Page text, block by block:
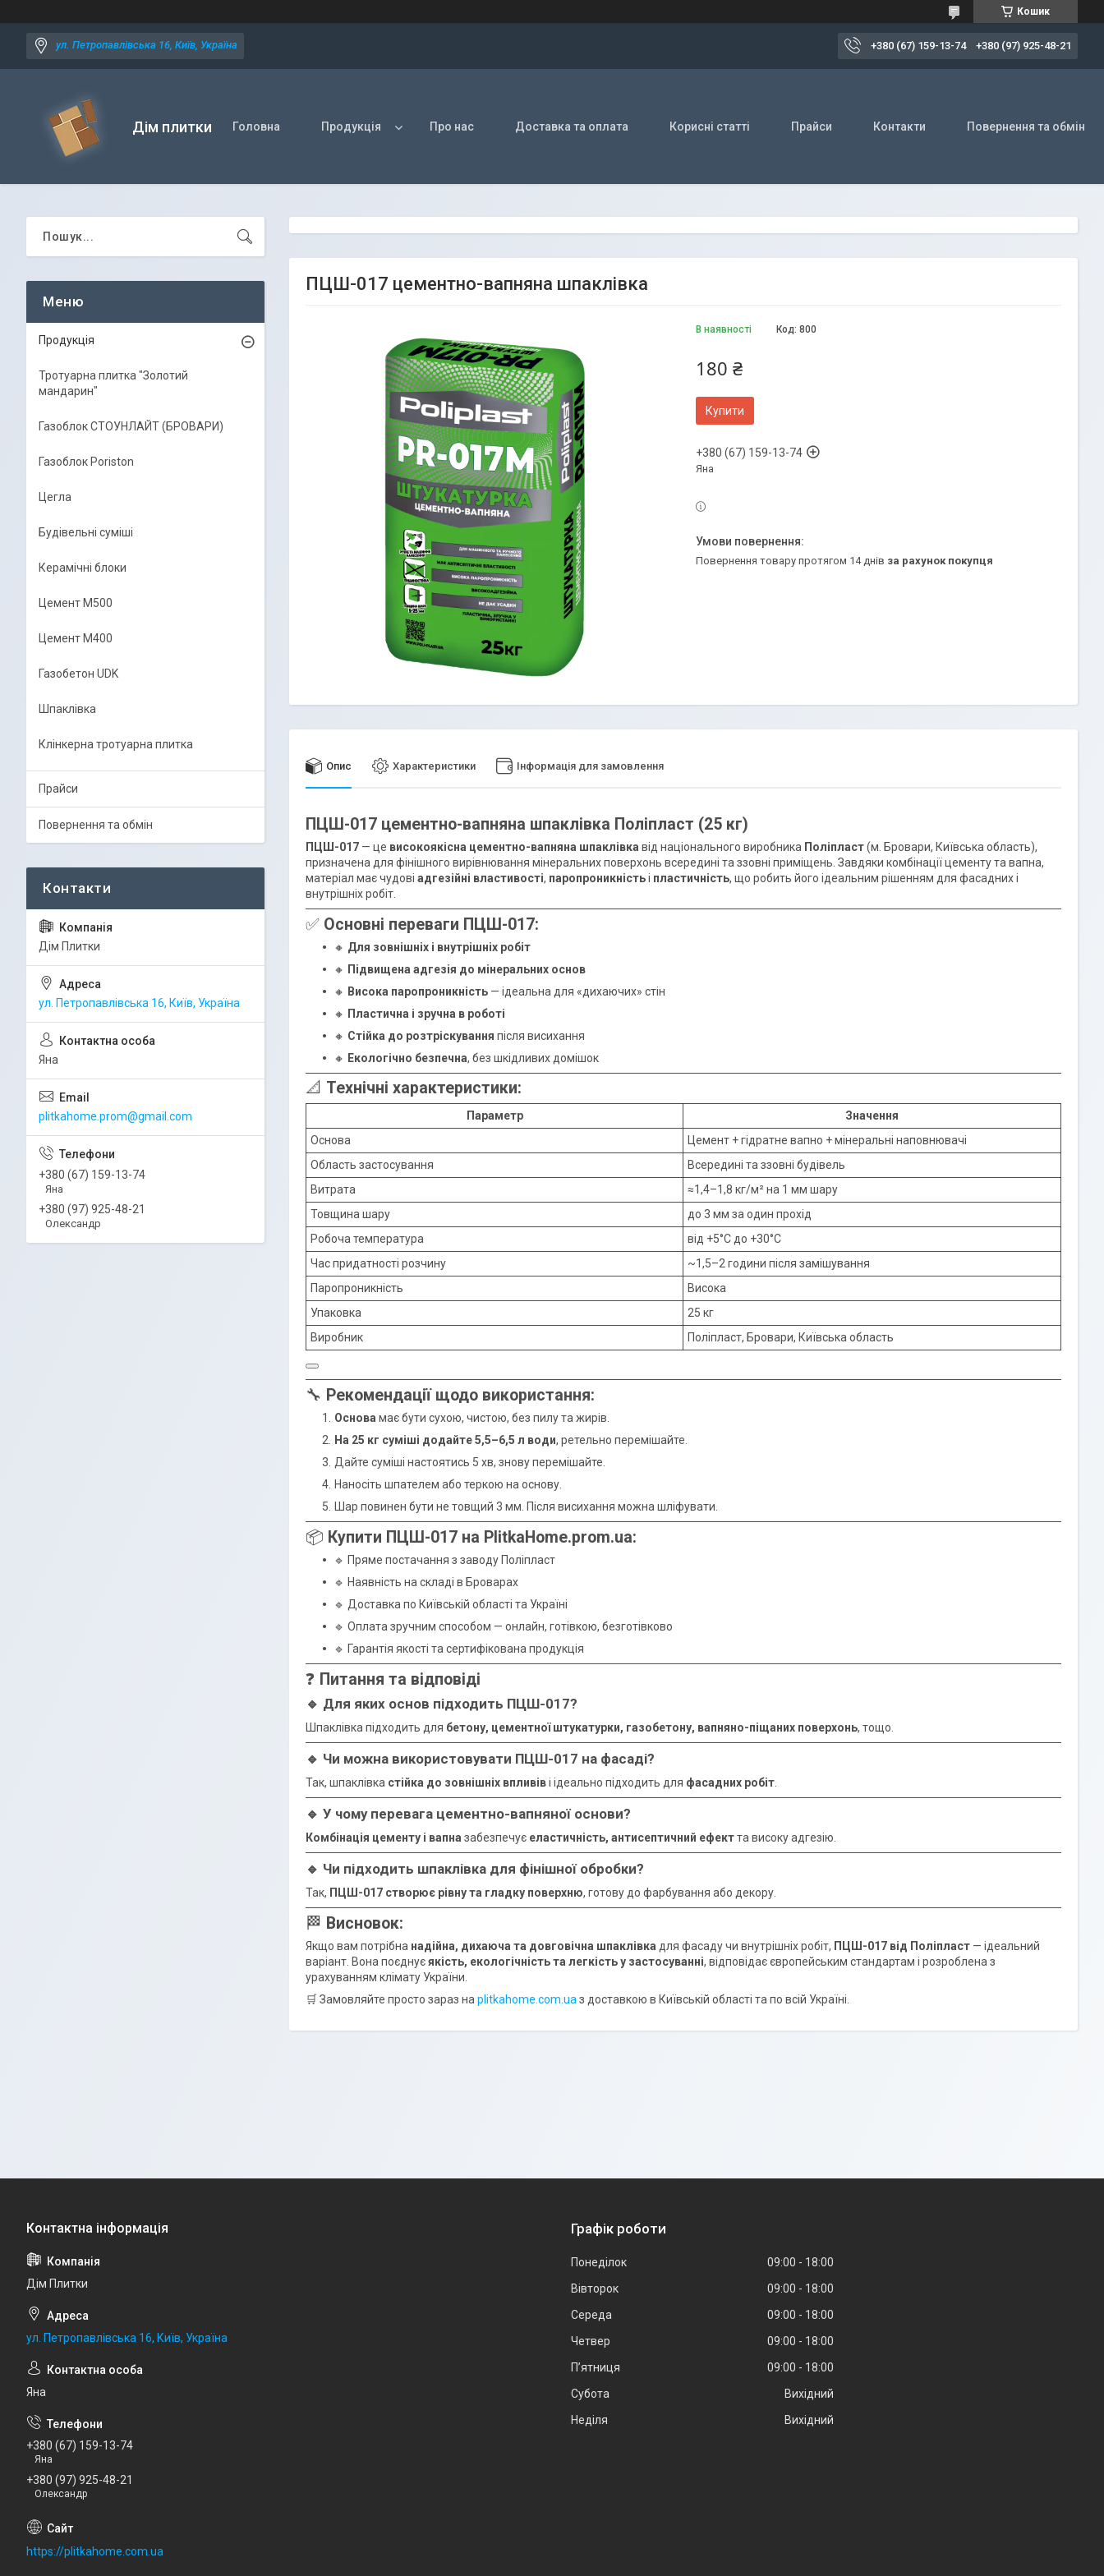
Кошик
ул. Петропавлівська 16, Київ, Україна +380 (67) 159-13-74 +380 (97) 925-48-21
Дім плитки Головна Продукція Про нас Доставка та оплата Корисні статті Прайси Контакти Повернення та обмін
ПЦШ-017 цементно-вапняна шпаклівка
В наявності Код: 800
180 ₴
Купити
+380 (67) 159-13-74
Яна
повернення товару протягом 14 днів за рахунок покупця
Опис Характеристики Інформація для замовлення
ПЦШ-017 цементно-вапняна шпаклівка Поліпласт (25 кг)
ПЦШ-017 — це високоякісна цементно-вапняна шпаклівка від національного виробника Поліпласт(м. Бровари, Київська область),
призначена для фінішного вирівнювання мінеральних поверхонь всередині та ззовні приміщень. Завдяки комбінації цементу та вапна,
матеріал має чудові адгезійні властивості, паропроникністьі пластичність, що робить його ідеальним рішенням для фасадних і
внутрішніх робіт.
✅ Основні переваги ПЦШ-017:
🔸 Для зовнішніх і внутрішніх робіт
🔸 Підвищена адгезія до мінеральних основ
🔸 Висока паропроникність — ідеальна для «дихаючих» стін
🔸 Пластична і зручна в роботі
🔸 Стійка до розтріскування після висихання
🔸 Екологічно безпечна, без шкідливих домішок
📐 Технічні характеристики:
Параметр
Значення
Основа
Цемент + гідратне вапно + мінеральні наповнювачі
Область застосування
Всередині та ззовні будівель
Витрата
≈1,4–1,8 кг/м² на 1 мм шару
Товщина шару
до 3 мм за один прохід
Робоча температура
від +5°C до +30°C
Час придатності розчину
~1,5–2 години після замішування
Паропроникність
Висока
Упаковка
25 кг
Виробник
Поліпласт, Бровари, Київська область
🔧 Рекомендації щодо використання:
Основа має бути сухою, чистою, без пилу та жирів.
На 25 кг суміші додайте 5,5–6,5 л води, ретельно перемішайте.
Дайте суміші настоятись 5 хв, знову перемішайте.
Наносіть шпателем або теркою на основу.
Шар повинен бути не товщий 3 мм. Після висихання можна шліфувати.
📦 Купити ПЦШ-017 на PlitkaHome.prom.ua:
🔹 Пряме постачання з заводу Поліпласт
🔹 Наявність на складі в Броварах
🔹 Доставка по Київській області та Україні
🔹 Оплата зручним способом — онлайн, готівкою, безготівково
🔹 Гарантія якості та сертифікована продукція
❓ Питання та відповіді
🔹 Для яких основ підходить ПЦШ-017?
Шпаклівка підходить для бетону, цементної штукатурки, газобетону, вапняно-піщаних поверхонь, тощо.
🔹 Чи можна використовувати ПЦШ-017 на фасаді?
Так, шпаклівка стійка до зовнішніх впливіві ідеально підходить для фасадних робіт
🔹 У чому перевага цементно-вапняної основи?
Комбінація цементу і вапна забезпечує еластичність, антисептичний ефектта високу адгезію.
🔹 Чи підходить шпаклівка для фінішної обробки?
Так, ПЦШ-017 створює рівну та гладку поверхню, готову до фарбування або декору.
🏁 Висновок:
Якщо вам потрібна надійна, дихаюча та довговічна шпаклівка для фасаду чи внутрішніх робіт, ПЦШ-017 від Поліпласт — ідеальний
варіант. Вона поєднуєякість, екологічність та легкість у застосуванні, відповідає європейським стандартам і розроблена з
урахуванням клімату України.
🛒 Замовляйте просто зараз на plitkahome.com.ua з доставкою в Київській області та по всій Україні.
Продукція
Тротуарна плитка "Золотий
мандарин"
Газоблок СТОУНЛАЙТ (БРОВАРИ)
Газоблок Poriston
Цегла
Будівельні суміші
Керамічні блоки
Цемент М500
Цемент М400
Газобетон UDK
Шпаклівка
Клінкерна тротуарна плитка
Прайси
Повернення та обмін
Дім Плитки
ул. Петропавлівська 16, Київ, Україна
Яна
plitkahome.prom@gmail.com
+380 (67) 159-13-74
Яна
+380 (97) 925-48-21
Олександр
Дім Плитки
ул. Петропавлівська 16, Київ, Україна
Яна
+380 (67) 159-13-74
Яна
+380 (97) 925-48-21
Олександр
https://plitkahome.com.ua
Графік роботи
Понеділок 09:00
18:00
Вівторок
09:00
18:00
Середа
09:00
18:00
Четвер
09:00
18:00
Пʼятниця
09:00
18:00
Субота
Вихідний
Неділя
Вихідний